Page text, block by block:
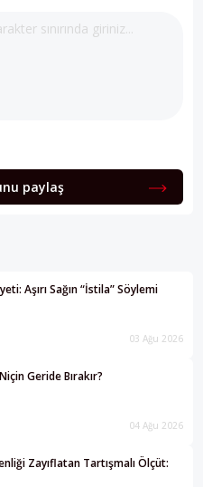
paylaş
Aşırı Sağın “İstila” Söylemi
03 Ağu 2026
Geride Bırakır?
04 Ağu 2026
Zayıflatan Tartışmalı Ölçüt: